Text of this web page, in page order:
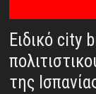
Ειδικό city
της